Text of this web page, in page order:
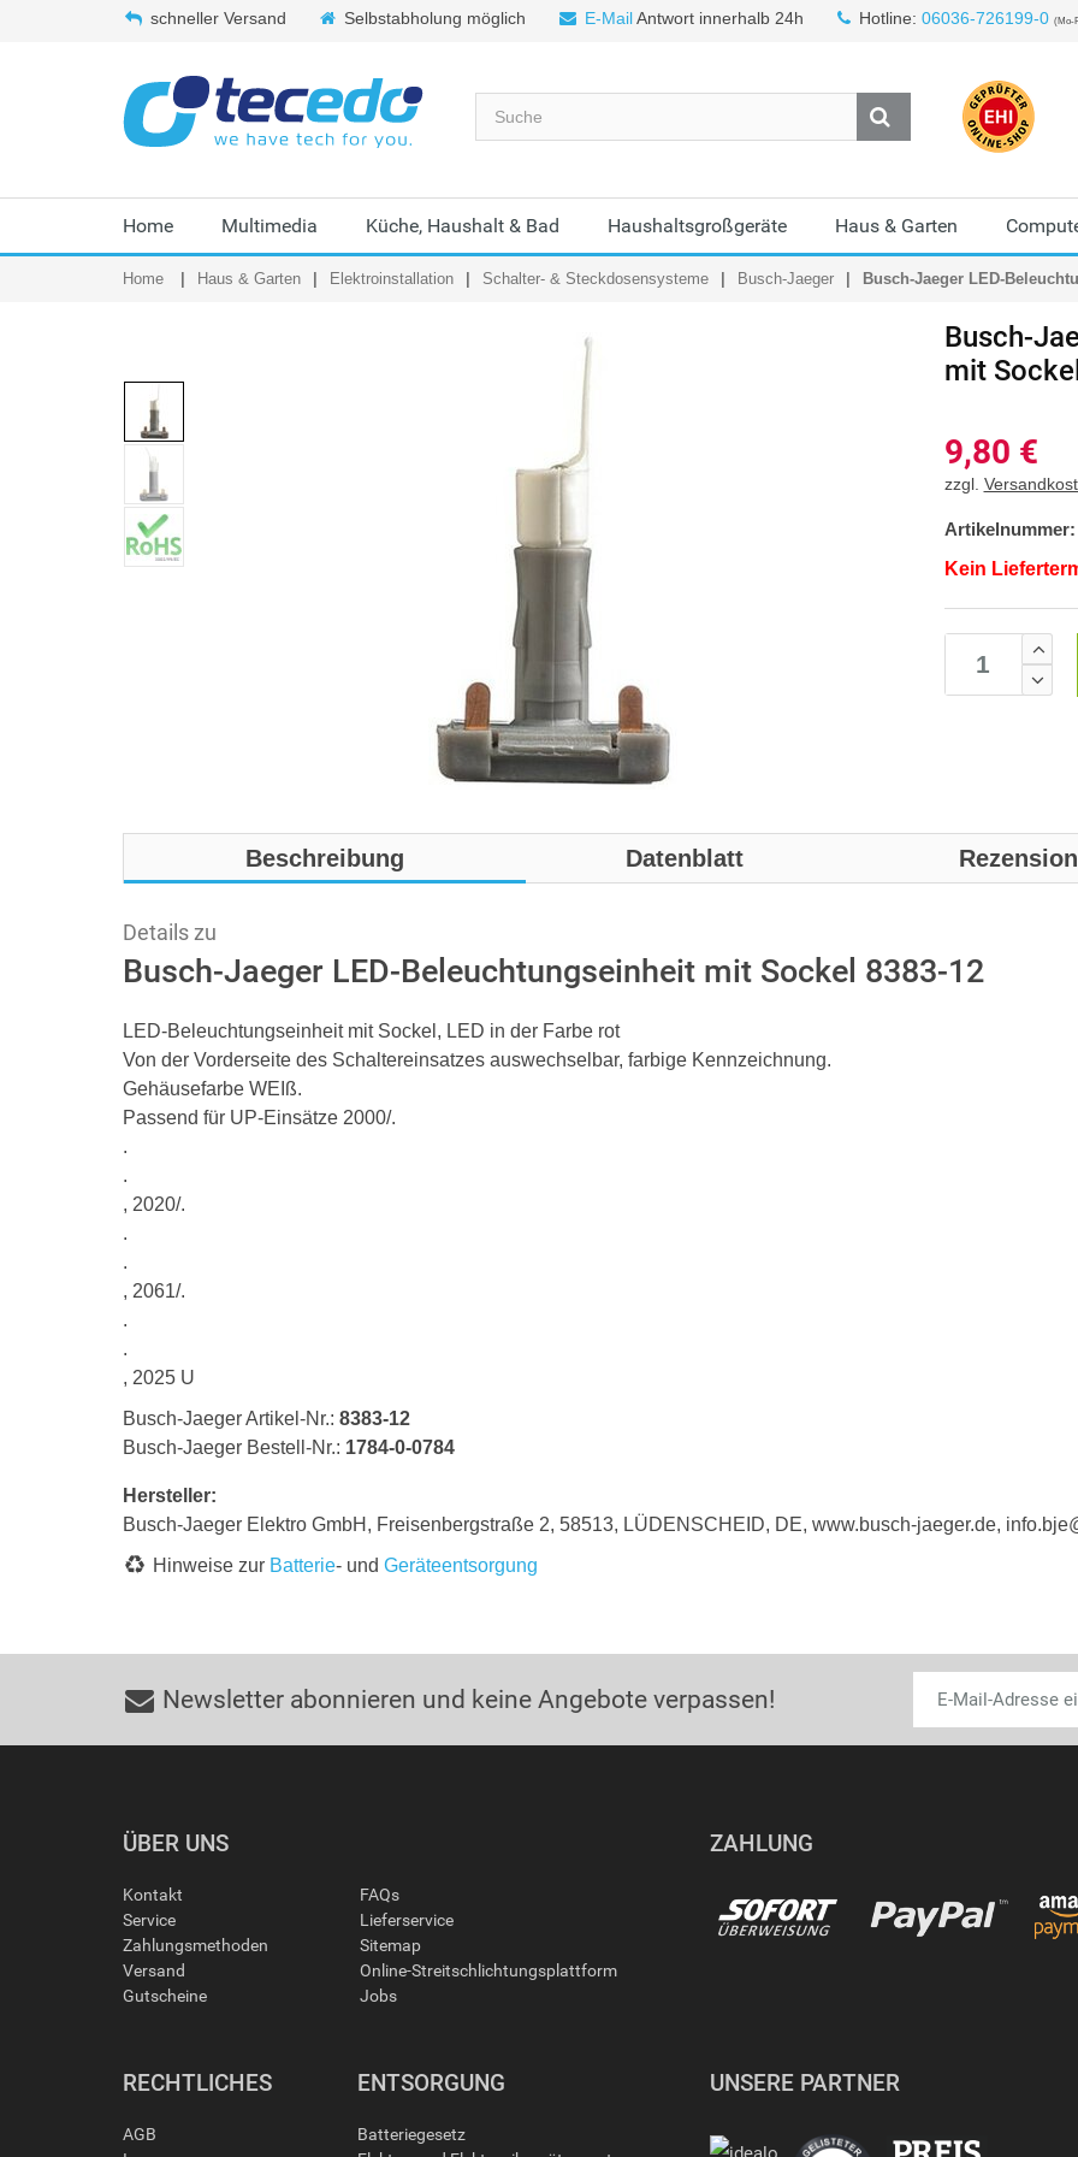
schneller Versand Selbstabholung möglich E-MailAntwort innerhalb 24h Hotline: 06036-726199-0 (Mo-
Home Multimedia Küche, Haushalt & Bad Haushaltsgroßgeräte Haus & Garten
Home Haus & Garten Elektroinstallation Schalter- & Steckdosensysteme Busch-Jaeger Busch-Jaeger LED-
Busch-
mit
9,80 €
zzgl.
Artikelnummer:
Kein
Beschreibung Datenblatt
Details zu
Busch-Jaeger LED-Beleuchtungseinheit mit Sockel 8383-12
LED-Beleuchtungseinheit mit Sockel, LED in der Farbe rot
Von der Vorderseite des Schaltereinsatzes auswechselbar, farbige Kennzeichnung.
Gehäusefarbe WEIß.
Passend für UP-Einsätze 2000/.
.
.
, 2020/.
.
.
, 2061/.
.
.
, 2025 U
Busch-Jaeger Artikel-Nr.: 8383-12
Busch-Jaeger Bestell-Nr.: 1784-0-0784
Hersteller:
Busch-Jaeger Elektro GmbH, Freisenbergstraße 2, 58513, LÜDENSCHEID, DE, www.busch-jaeger.de,
Hinweise zur Batterie- und Geräteentsorgung
Newsletter abonnieren und keine Angebote verpassen!
ÜBER UNS
Kontakt
Service
Zahlungsmethoden
Versand
Gutscheine
FAQs
Lieferservice
Sitemap
Online-Streitschlichtungsplattform
Jobs
ZAHLUNG
RECHTLICHES
AGB
ENTSORGUNG
Batteriegesetz
UNSERE PARTNER